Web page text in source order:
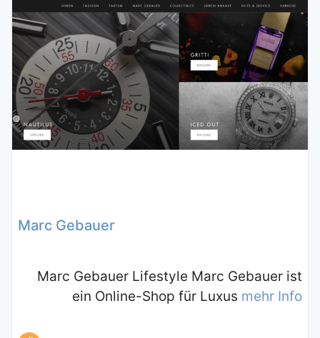
Marc Gebauer
Marc Gebauer Lifestyle Marc Gebauer ist
ein Online-Shop für Luxus mehr Info